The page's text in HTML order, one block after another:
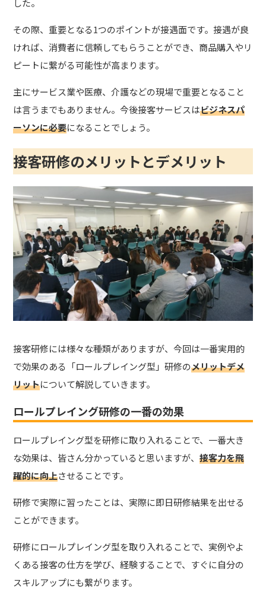
した。
その際、重要となる1つのポイントが接遇面です。接遇が良
ければ、消費者に信頼してもらうことができ、商品購入やリ
ピートに繋がる可能性が高まります。
主にサービス業や医療、介護などの現場で重要となること
は言うまでもありません。今後接客サービスはビジネスパ
ーソンに必要になることでしょう。
接客研修のメリットとデメリット
接客研修には様々な種類がありますが、今回は一番実用的
で効果のある「ロールプレイング型」研修のメリットデメ
リットについて解説していきます。
ロールプレイング研修の一番の効果
ロールプレイング型を研修に取り入れることで、一番大き
な効果は、皆さん分かっていると思いますが、接客力を飛
躍的に向上させることです。
研修で実際に習ったことは、実際に即日研修結果を出せる
ことができます。
研修にロールプレイング型を取り入れることで、実例やよ
くある接客の仕方を学び、経験することで、すぐに自分の
スキルアップにも繋がります。